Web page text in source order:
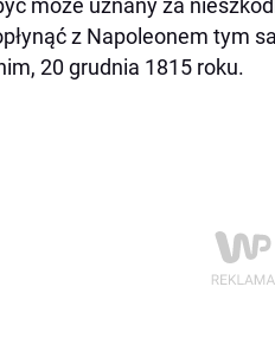
może uznany za
z Napoleonem tym
20 grudnia 1815 roku.